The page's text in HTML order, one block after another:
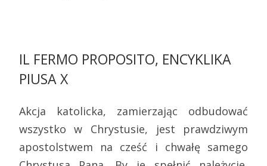
IL FERMO PROPOSITO, ENCYKLIKA
PIUSA X
Akcja katolicka, zamierzając odbudować
wszystko w Chrystusie, jest prawdziwym
apostolstwem na cześć i chwałę samego